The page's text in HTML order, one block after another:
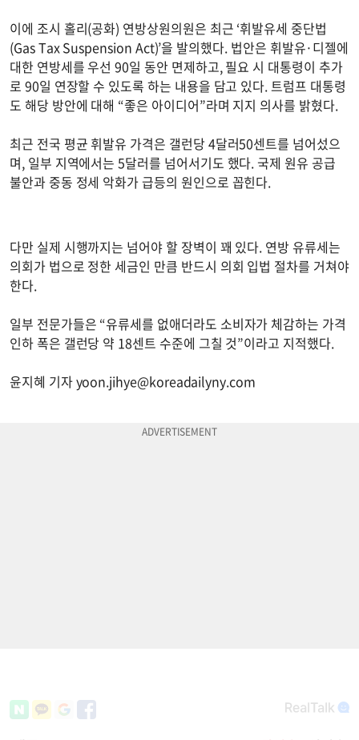
이에 조시 홀리(공화) 연방상원의원은 최근 ‘휘발유세 중단법
(Gas Tax Suspension Act)’을 발의했다. 법안은 휘발유·디젤에
대한 연방세를 우선 90일 동안 면제하고, 필요 시 대통령이 추가
로 90일 연장할 수 있도록 하는 내용을 담고 있다. 트럼프 대통령
도 해당 방안에 대해 “좋은 아이디어”라며 지지 의사를 밝혔다.
최근 전국 평균 휘발유 가격은 갤런당 4달러50센트를 넘어섰으
며, 일부 지역에서는 5달러를 넘어서기도 했다. 국제 원유 공급
불안과 중동 정세 악화가 급등의 원인으로 꼽힌다.
다만 실제 시행까지는 넘어야 할 장벽이 꽤 있다. 연방 유류세는
의회가 법으로 정한 세금인 만큼 반드시 의회 입법 절차를 거쳐야
한다.
일부 전문가들은 “유류세를 없애더라도 소비자가 체감하는 가격
인하 폭은 갤런당 약 18센트 수준에 그칠 것”이라고 지적했다.
윤지혜 기자yoon.jihye@koreadailyny.com